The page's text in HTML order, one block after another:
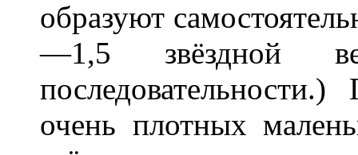
образуют
—1,5 звёздной
очень плотных